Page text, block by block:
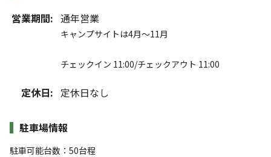
営業期間: 通年営業
キャンプサイトは4月～11月
チェックイン 11:00/チェックアウト 11:00
定休日: 定休日なし
駐車場情報
駐車可能台数：50台程